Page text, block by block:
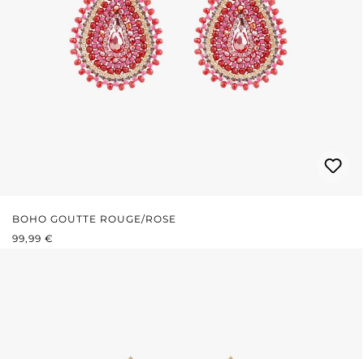
BOHO GOUTTE ROUGE/ROSE
PRIX RÉGULIER :
99,99 €